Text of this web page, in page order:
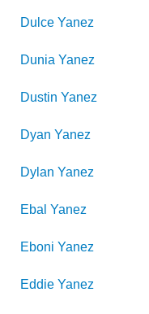
Dulce Yanez
Dunia Yanez
Dustin Yanez
Dyan Yanez
Dylan Yanez
Ebal Yanez
Eboni Yanez
Eddie Yanez